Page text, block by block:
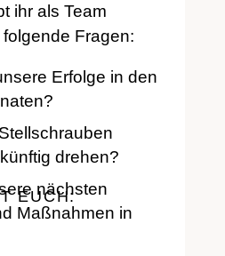
ihr als Team
Fragen:
Erfolge in den
drehen?
nächsten
Maßnahmen in
EUCH: